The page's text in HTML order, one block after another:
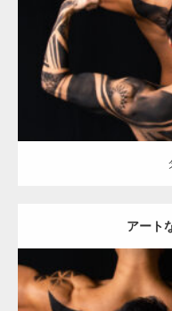
ダウンロード
アート